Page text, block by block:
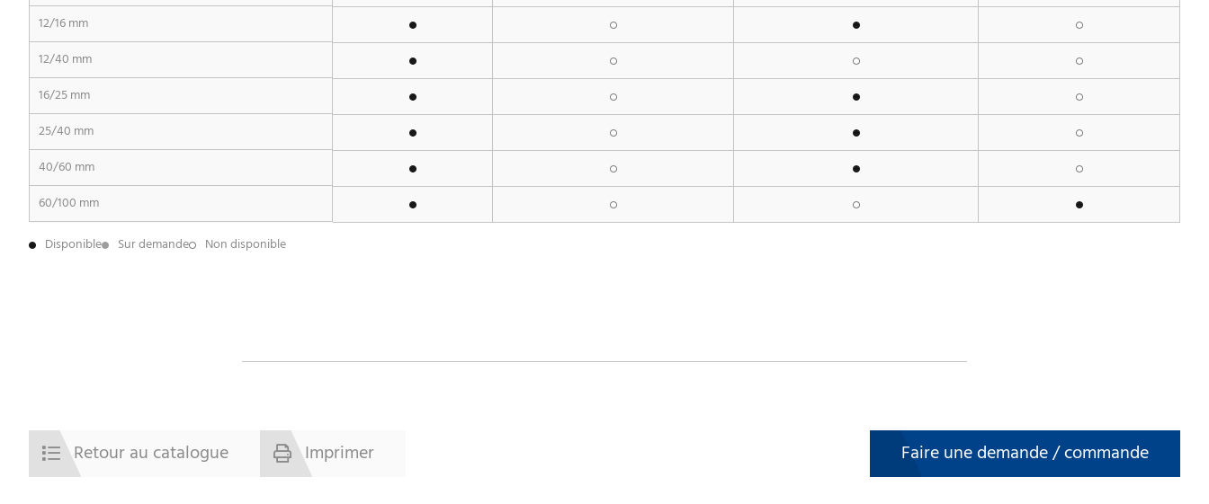
12/16 mm
12/40 mm
16/25 mm
25/40 mm
40/60 mm
60/100 mm
Disponible
Sur demande Non disponible
Retour au catalogue Imprimer Faire une demande / commande